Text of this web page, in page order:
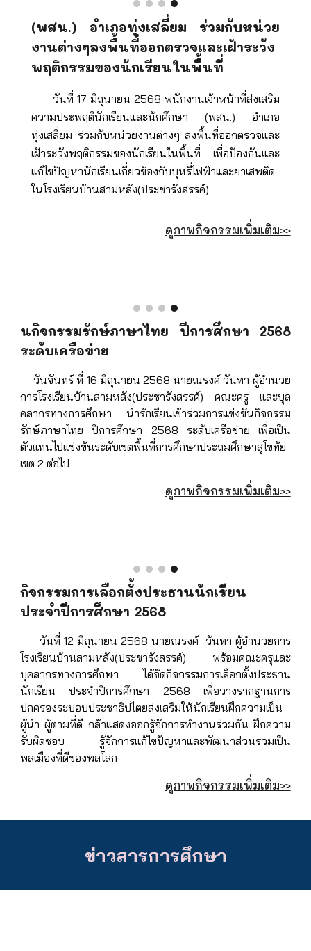
(พสน.) อำเภอทุ่งเสลี่ยม ร่วมกับหน่วย
งานต่างๆลงพื้นที่ออกตรวจและเฝ้าระวัง
พฤติกรรมของนักเรียนในพื้นที่
วันที่ 17 มิถุนายน 2568 พนักงานเจ้าหน้าที่ส่งเสริม
ความประพฤตินักเรียนและนักศึกษา (พสน.) อำเภอ
ทุ่งเสลี่ยม ร่วมกับหน่วยงานต่างๆ ลงพื้นที่ออกตรวจและ
เฝ้าระวังพฤติกรรมของนักเรียนในพื้นที่ เพื่อป้องกันและ
แก้ไขปัญหานักเรียนเกี่ยวข้องกับบุหรี่ไฟฟ้าและยาเสพติด
ในโรงเรียนบ้านสามหลัง(ประชารังสรรค์)
ดูภาพกิจกรรมเพิ่มเติม>>
นกิจกรรมรักษ์ภาษาไทย ปีการศึกษา 2568
ระดับเครือข่าย
วันจันทร์ ที่ 16 มิถุนายน 2568 นายณรงค์ วันทา ผู้อำนวย
การโรงเรียนบ้านสามหลัง(ประชารังสรรค์) คณะครู และบุล
คลากรทางการศึกษา นำรักเรียนเข้าร่วมการแข่งขันกิจกรรม
รักษ์ภาษาไทย ปีการศึกษา 2568 ระดับเครือข่าย เพื่อเป็น
ตัวแทนไปแข่งขันระดับเขตพื้นที่การศึกษาประถมศึกษาสุโขทัย
เขต 2 ต่อไป
ดูภาพกิจกรรมเพิ่มเติม>>
กิจกรรมการเลือกตั้งประธานนักเรียน
ประจำปีการศึกษา 2568
วันที่ 12 มิถุนายน 2568 นายณรงค์ วันทา ผู้อำนวยการ
โรงเรียนบ้านสามหลัง(ประชารังสรรค์) พร้อมคณะครุและ
บุคลากรทางการศึกษา ได้จัดกิจกรรมการเลือกตั้งประธาน
นักเรียน ประจำปีการศึกษา 2568 เพื่อวางรากฐานการ
ปกครองระบอบประชาธิปไตยส่งเสริมให้นักเรียนฝึกความเป็น
ผู้นำ ผู้ตามที่ดี กล้าแสดงออกรู้จักการทำงานร่วมกัน ฝึกความ
รับผิดชอบ รู้จักการแก้ไขปัญหาและพัฒนาส่วนรวมเป็น
พลเมืองที่ดีของพลโลก
ดูภาพกิจกรรมเพิ่มเติม>>
ข่าวสารการศึกษา